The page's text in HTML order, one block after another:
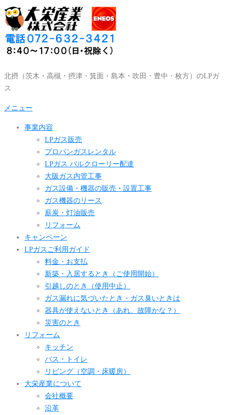
コ
ン
テ
ン
へ
ッ
北摂（茨木・高槻・摂津・箕面・島本・吹田・豊中・枚方）のLPガ
ス
メニュー
事業内容
LPガス販売
プロパンガスレンタル
LPガス バルクローリー配達
大阪ガス内管工事
ガス設備・機器の販売・設置工事
ガス機器のリース
薪炭・灯油販売
リフォーム
キャンペーン
LPガスご利用ガイド
料金・お支払
新築・入居するとき（ご使用開始）
引越しのとき（使用中止）
ガス漏れに気づいたとき・ガス臭いときは
器具が使えないとき（あれ、故障かな？）
災害のとき
リフォーム
キッチン
バス・トイレ
リビング（空調・床暖房）
大栄産業について
会社概要
沿革